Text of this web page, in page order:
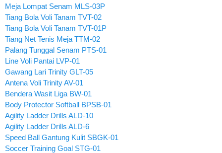
Meja Lompat Senam MLS-03P
Tiang Bola Voli Tanam TVT-02
Tiang Bola Voli Tanam TVT-01P
Tiang Net Tenis Meja TTM-02
Palang Tunggal Senam PTS-01
Line Voli Pantai LVP-01
Gawang Lari Trinity GLT-05
Antena Voli Trinity AV-01
Bendera Wasit Liga BW-01
Body Protector Softball BPSB-01
Agility Ladder Drills ALD-10
Agility Ladder Drills ALD-6
Speed Ball Gantung Kulit SBGK-01
Soccer Training Goal STG-01